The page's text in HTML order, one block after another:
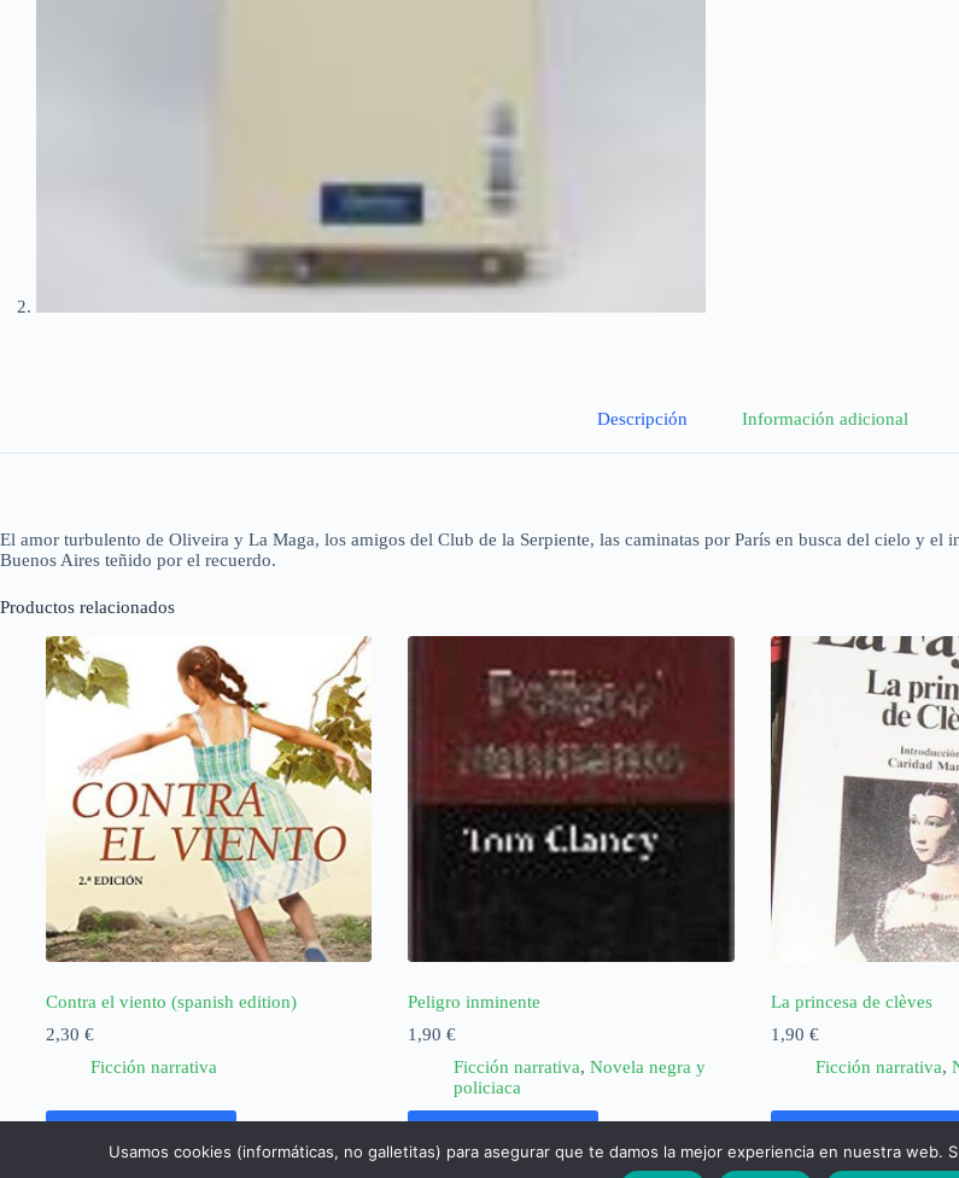
Descripción Información adicional
El amor turbulento de Oliveira y La Maga, los amigos del Club de la Serpiente, las caminatas por París en busca del cielo y
Buenos Aires teñido por el recuerdo.
Productos relacionados
Contra el viento (spanish edition)
2,30 €
Ficción narrativa
Peligro inminente
1,90€
Ficción narrativa, Novela negra y
policiaca
La princesa de clèves
1,90 €
Ficción narrativa,
Usamos cookies (informáticas, no galletitas) para asegurar que te damos la mejor experiencia en nuestra